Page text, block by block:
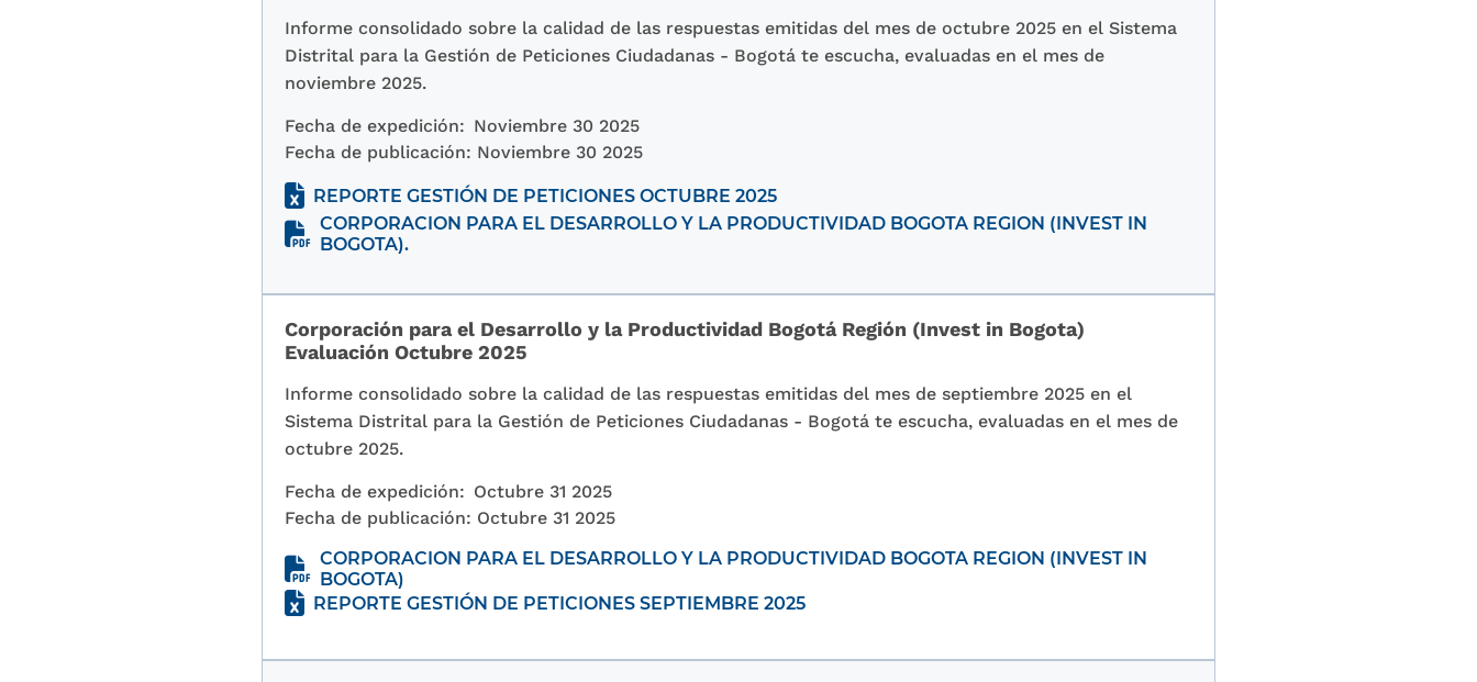
Informe consolidado sobre la calidad de las respuestas emitidas del mes de octubre 2025 en el Sistema
Distrital para la Gestión de Peticiones Ciudadanas - Bogotá te escucha, evaluadas en el mes de
noviembre 2025.
Fecha de expedición: Noviembre 30 2025
Fecha de publicación: Noviembre 30 2025
REPORTE GESTIÓN DE PETICIONES OCTUBRE 2025
CORPORACION PARA EL DESARROLLO Y LA PRODUCTIVIDAD BOGOTA REGION (INVEST IN
BOGOTA).
Corporación para el Desarrollo y la Productividad Bogotá Región (Invest in Bogota)
Evaluación Octubre 2025
Informe consolidado sobre la calidad de las respuestas emitidas del mes de septiembre 2025 en el
Sistema Distrital para la Gestión de Peticiones Ciudadanas - Bogotá te escucha, evaluadas en el mes de
octubre 2025.
Fecha de expedición: Octubre 31 2025
Fecha de publicación: Octubre 31 2025
CORPORACION PARA EL DESARROLLO Y LA PRODUCTIVIDAD BOGOTA REGION (INVEST IN
BOGOTA)
REPORTE GESTIÓN DE PETICIONES SEPTIEMBRE 2025